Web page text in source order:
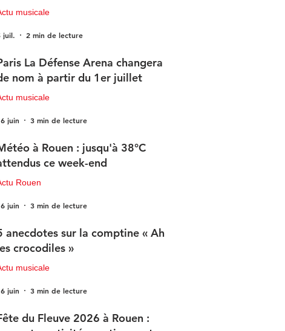
musicale
juil. 2 min de lecture
La Défense Arena changera
nom à partir du 1er juillet
musicale
juin 3 min de lecture
à Rouen : jusqu'à 38°C
ce week-end
Rouen
juin 3 min de lecture
anecdotes sur la comptine « Ah
crocodiles »
musicale
juin 3 min de lecture
du Fleuve 2026 à Rouen :